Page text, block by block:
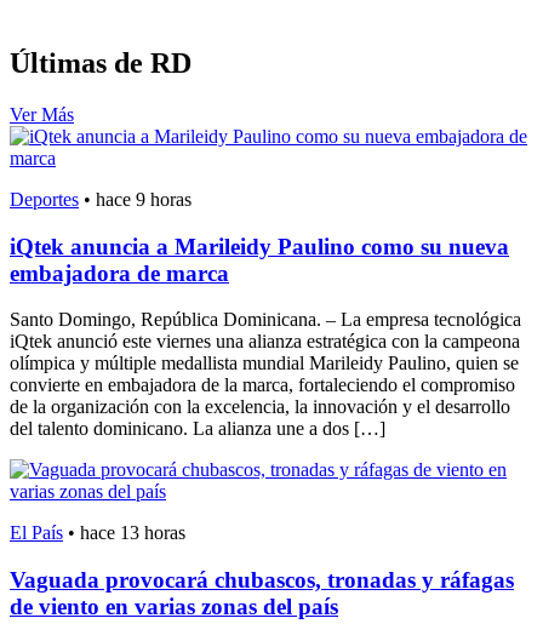
Últimas de RD
Ver Más
Deportes • hace 9 horas
iQtek anuncia a Marileidy Paulino como su nueva
embajadora de marca
Santo Domingo, República Dominicana. – La empresa tecnológica
iQtek anunció este viernes una alianza estratégica con la campeona
olímpica y múltiple medallista mundial Marileidy Paulino, quien se
convierte en embajadora de la marca, fortaleciendo el compromiso
de la organización con la excelencia, la innovación y el desarrollo
del talento dominicano. La alianza une a dos […]
El País • hace 13 horas
Vaguada provocará chubascos, tronadas y ráfagas
de viento en varias zonas del país